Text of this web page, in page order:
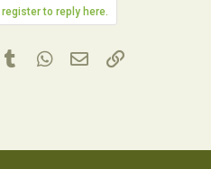
to reply here.
TumblrWhatsApp
Email Lien